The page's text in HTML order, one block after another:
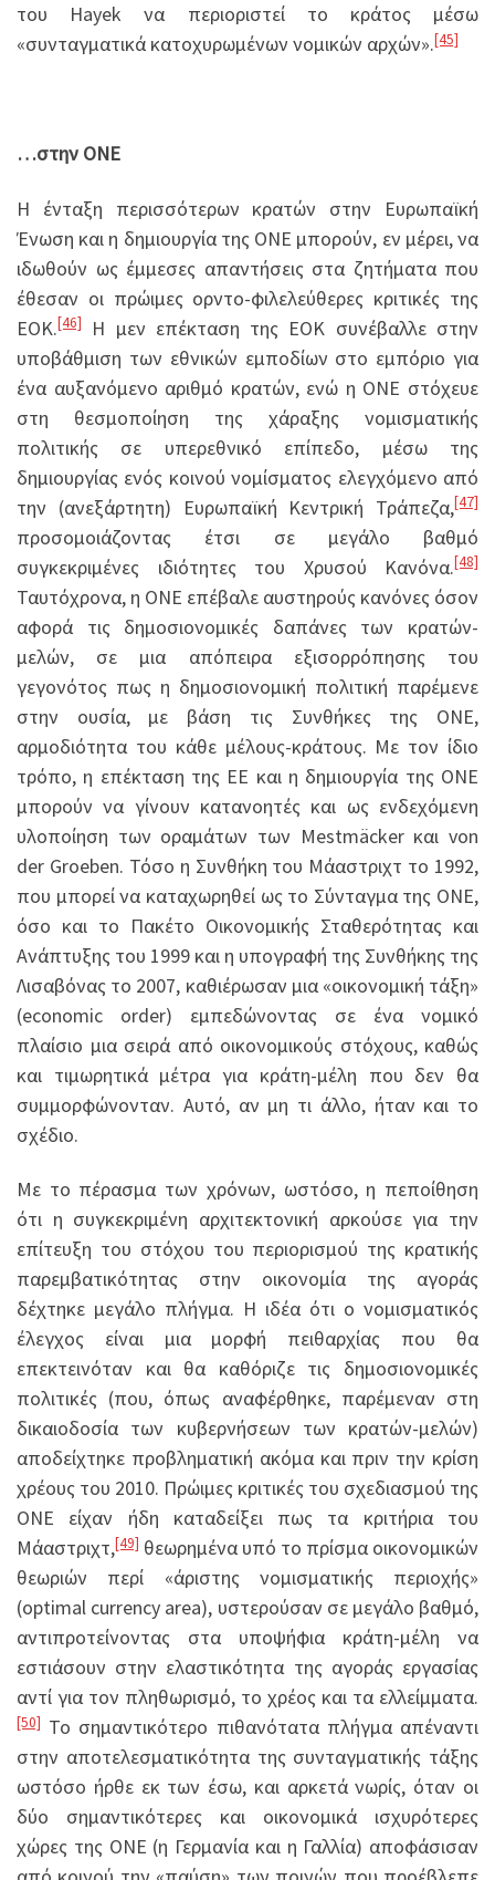
του Hayek να περιοριστεί το κράτος μέσω
«συνταγματικά κατοχυρωμένων νομικών αρχών».[45]
…στην ΟΝΕ
Η ένταξη περισσότερων κρατών στην Ευρωπαϊκή
Ένωση και η δημιουργία της ΟΝΕ μπορούν, εν μέρει, να
ιδωθούν ως έμμεσες απαντήσεις στα ζητήματα που
έθεσαν οι πρώιμες ορντο-φιλελεύθερες κριτικές της
ΕΟΚ.[46]
Η μεν επέκταση της ΕΟΚ συνέβαλλε στην
υποβάθμιση των εθνικών εμποδίων στο εμπόριο για
ένα αυξανόμενο αριθμό κρατών, ενώ η ΟΝΕ στόχευε
στη θεσμοποίηση της χάραξης νομισματικής
πολιτικής σε υπερεθνικό επίπεδο, μέσω της
δημιουργίας ενός κοινού νομίσματος ελεγχόμενο από
την (ανεξάρτητη) Ευρωπαϊκή Κεντρική Τράπεζα,[47]
προσομοιάζοντας έτσι σε μεγάλο βαθμό
συγκεκριμένες ιδιότητες του Χρυσού Κανόνα.[48]
Ταυτόχρονα, η ΟΝΕ επέβαλε αυστηρούς κανόνες όσον
αφορά τις δημοσιονομικές δαπάνες των κρατών-
μελών, σε μια απόπειρα εξισορρόπησης του
γεγονότος πως η δημοσιονομική πολιτική παρέμενε
στην ουσία, με βάση τις Συνθήκες της ΟΝΕ,
αρμοδιότητα του κάθε μέλους-κράτους. Με τον ίδιο
τρόπο, η επέκταση της ΕΕ και η δημιουργία της ΟΝΕ
μπορούν να γίνουν κατανοητές και ως ενδεχόμενη
υλοποίηση των οραμάτων των Mestmäcker και von
der Groeben. Τόσο η Συνθήκη του Μάαστριχτ το 1992,
που μπορεί να καταχωρηθεί ως το Σύνταγμα της ΟΝΕ,
όσο και το Πακέτο Οικονομικής Σταθερότητας και
Ανάπτυξης του 1999 και η υπογραφή της Συνθήκης της
Λισαβόνας το 2007, καθιέρωσαν μια «οικονομική τάξη»
(economic order) εμπεδώνοντας σε ένα νομικό
πλαίσιο μια σειρά από οικονομικούς στόχους, καθώς
και τιμωρητικά μέτρα για κράτη-μέλη που δεν θα
συμμορφώνονταν. Αυτό, αν μη τι άλλο, ήταν και το
σχέδιο.
Με το πέρασμα των χρόνων, ωστόσο, η πεποίθηση
ότι η συγκεκριμένη αρχιτεκτονική αρκούσε για την
επίτευξη του στόχου του περιορισμού της κρατικής
παρεμβατικότητας στην οικονομία της αγοράς
δέχτηκε μεγάλο πλήγμα. Η ιδέα ότι ο νομισματικός
έλεγχος είναι μια μορφή πειθαρχίας που θα
επεκτεινόταν και θα καθόριζε τις δημοσιονομικές
πολιτικές (που, όπως αναφέρθηκε, παρέμεναν στη
δικαιοδοσία των κυβερνήσεων των κρατών-μελών)
αποδείχτηκε προβληματική ακόμα και πριν την κρίση
χρέους του 2010. Πρώιμες κριτικές του σχεδιασμού της
ΟΝΕ είχαν ήδη καταδείξει πως τα κριτήρια του
Μάαστριχτ,[49] θεωρημένα υπό το πρίσμα οικονομικών
θεωριών περί «άριστης νομισματικής περιοχής»
(optimal currency area), υστερούσαν σε μεγάλο βαθμό,
αντιπροτείνοντας στα υποψήφια κράτη-μέλη να
εστιάσουν στην ελαστικότητα της αγοράς εργασίας
αντί για τον πληθωρισμό, το χρέος και τα ελλείμματα.
[50] Το σημαντικότερο πιθανότατα πλήγμα απέναντι
στην αποτελεσματικότητα της συνταγματικής τάξης
ωστόσο ήρθε εκ των έσω, και αρκετά νωρίς, όταν οι
δύο σημαντικότερες και οικονομικά ισχυρότερες
χώρες της ΟΝΕ (η Γερμανία και η Γαλλία) αποφάσισαν